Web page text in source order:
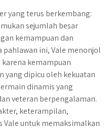
yang terus berkembang:
sejumlah besar
kemampuan dan
pahlawan ini, Vale menonjol
kemampuan
yang dipicu oleh kekuatan
dinamis yang
veteran berpengalaman.
keterampilan,
untuk memaksimalkan